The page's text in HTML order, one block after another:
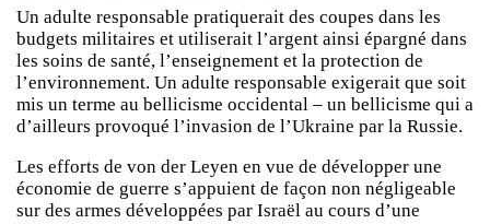
Un adulte responsable pratiquerait des coupes dans les
budgets militaires et utiliserait l’argent ainsi épargné dans
les soins de santé, l’enseignement et la protection de
l’environnement. Un adulte responsable exigerait que soit
mis un terme au bellicisme occidental – un bellicisme qui a
d’ailleurs provoqué l’invasion de l’Ukraine par la Russie.
Les efforts de von der Leyen en vue de développer une
économie de guerre s’appuient de façon non négligeable
sur des armes développées par Israël au cours d’une